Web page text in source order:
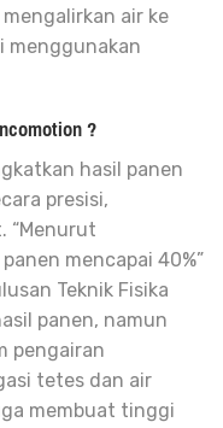
air ke
menggunakan
?
hasil panen
presisi,
“Menurut
mencapai 40%”
Teknik Fisika
panen, namun
pengairan
tetes dan air
membuat tinggi